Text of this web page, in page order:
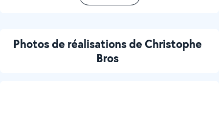
Photos de réalisations de Christophe
Bros